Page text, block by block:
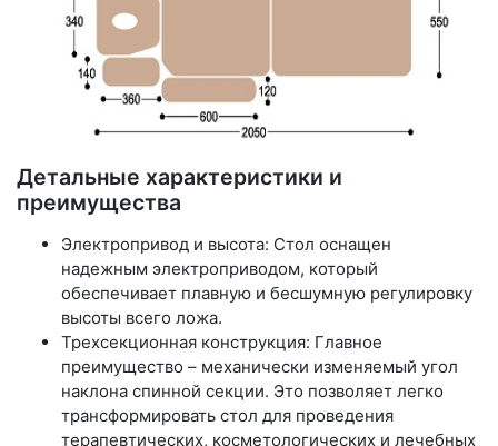
Детальные характеристики и
преимущества
Электропривод и высота: Стол оснащен
надежным электроприводом, который
обеспечивает плавную и бесшумную регулировку
высоты всего ложа.
Трехсекционная конструкция: Главное
преимущество – механически изменяемый угол
наклона спинной секции. Это позволяет легко
трансформировать стол для проведения
терапевтических, косметологических и лечебных